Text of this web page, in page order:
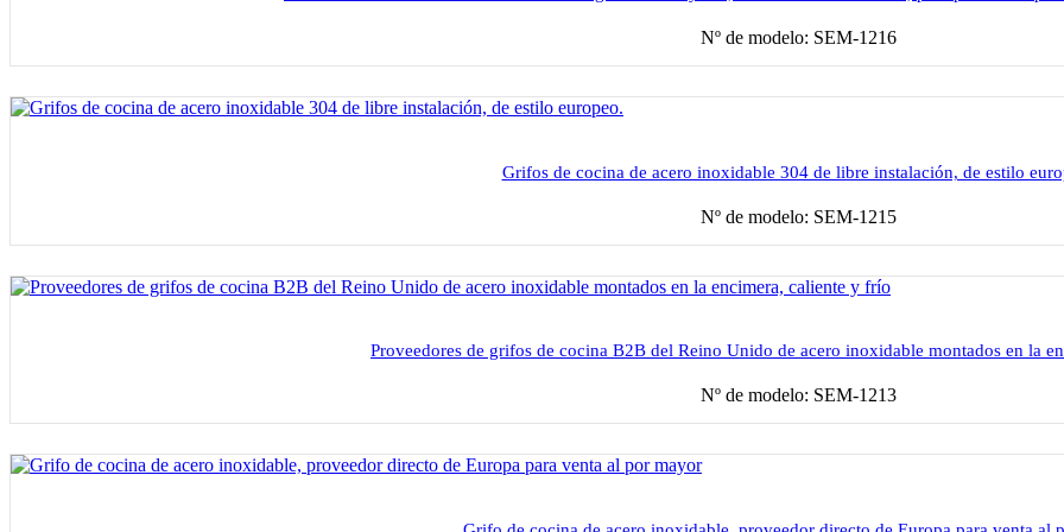
Nº de modelo: SEM-1216
Grifos de cocina de acero inoxidable 304 de libre instalación, de estilo
Nº de modelo: SEM-1215
Proveedores de grifos de cocina B2B del Reino Unido de acero inoxidable montados en la
Nº de modelo: SEM-1213